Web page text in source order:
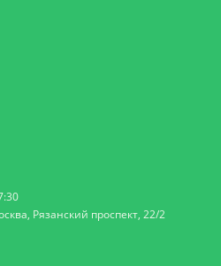
Рязанский проспект, 22/2